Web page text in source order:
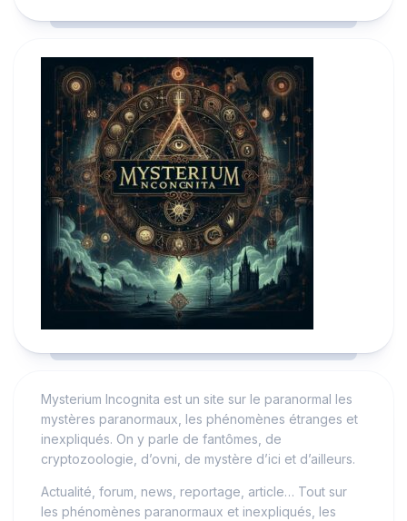
Mysterium Incognita est un site sur le paranormal les
mystères paranormaux, les phénomènes étranges et
inexpliqués. On y parle de fantômes, de
cryptozoologie, d’ovni, de mystère d’ici et d’ailleurs.
Actualité, forum, news, reportage, article… Tout sur
les phénomènes paranormaux et inexpliqués, les